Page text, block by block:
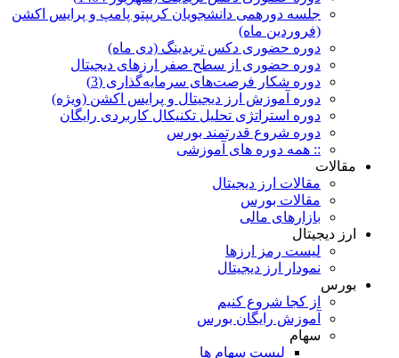
جلسه دورهمی دانشجویان کریپتو پامپ و پرایس اکشن
(فروردین ماه)
دوره حضوری دکس تریدینگ (دی ماه)
دوره حضوری از سطح صفر ارزهای دیجیتال
دوره شکار فرصت‌های سرمایه‌گذاری (3)
دوره آموزش ارز دیجیتال و پرایس اکشن (ویژه)
دوره استراتژی تحلیل تکنیکال کاربردی رایگان
دوره شروع قدرتمند بورس
:: همه دوره های آموزشی
مقالات
مقالات ارز دیجیتال
مقالات بورس
بازارهای مالی
ارز دیجیتال
لیست رمز ارزها
نمودار ارز دیجیتال
بورس
از کجا شروع کنیم
آموزش رایگان بورس
سهام
لیست سهام ها